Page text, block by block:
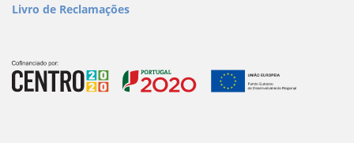
Livro de Reclamações